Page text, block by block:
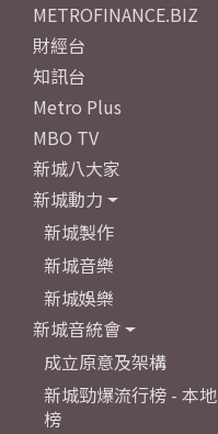
METROFINANCE.BIZ
財經台
知訊台
Metro Plus
MBO TV
新城八大家
新城動力
新城製作
新城音樂
新城娛樂
新城音統會
成立原意及架構
新城勁爆流行榜 - 本地
榜